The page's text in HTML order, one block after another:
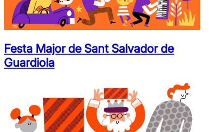
Festa Major de Sant Salvador de
Guardiola